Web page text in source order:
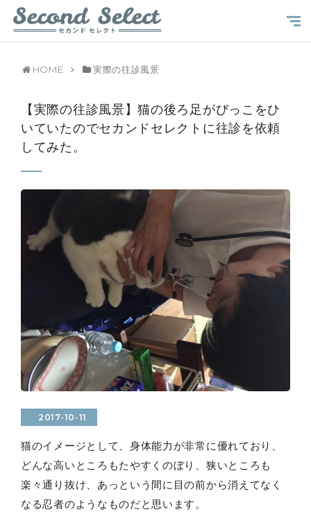
HOME 実際の往診風景
【実際の往診風景】猫の後ろ足がびっこをひ
いていたのでセカンドセレクトに往診を依頼
してみた。
2017-10-11
猫のイメージとして、身体能力が非常に優れており、
どんな高いところもたやすくのぼり、狭いところも
楽々通り抜け、あっという間に目の前から消えてなく
なる忍者のようなものだと思います。